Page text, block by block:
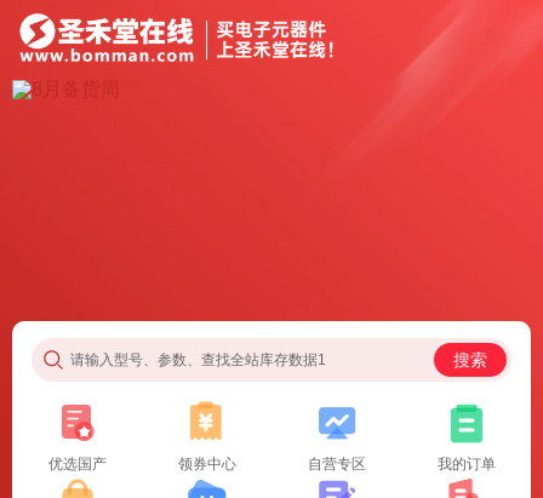
请输入型号、参数、查找全站库存数据1 搜索
优选国产 领券中心 自营专区 我的订单